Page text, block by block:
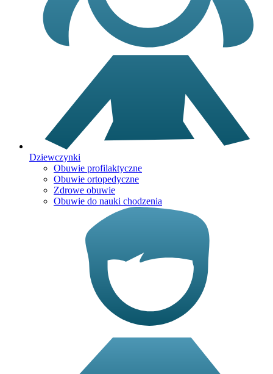
Dziewczynki
Obuwie profilaktyczne
Obuwie ortopedyczne
Zdrowe obuwie
Obuwie do nauki chodzenia